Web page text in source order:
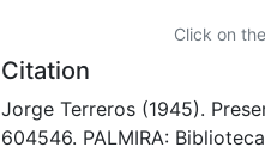
Click on
Citation
Jorge Terreros (1945).
604546. PALMIRA: